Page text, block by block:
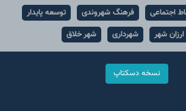
اجتماعی فرهنگ شهروندی
توسعه پایدار
ارزان شهر شهرداری شهر خلاق
نسخه دسکتاپ